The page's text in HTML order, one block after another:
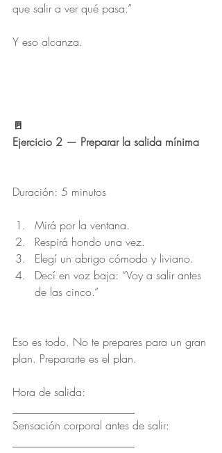
que salir a ver qué pasa.”
Y eso alcanza.
🚪
Ejercicio 2 — Preparar la salida mínima
Duración: 5 minutos
Mirá por la ventana.
Respirá hondo una vez.
Elegí un abrigo cómodo y liviano.
Decí en voz baja: “Voy a salir antes
de las cinco.”
Eso es todo. No te prepares para un gran
plan. Prepararte es el plan.
Hora de salida:
Sensación corporal antes de salir: